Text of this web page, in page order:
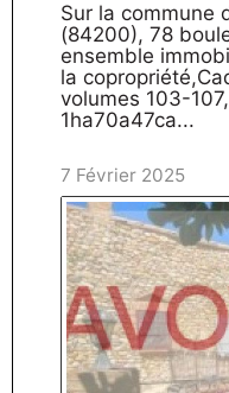
Sur la commune
(84200), 78
ensemble
la
volumes 103-
1ha70a47ca...
7 Février 2025